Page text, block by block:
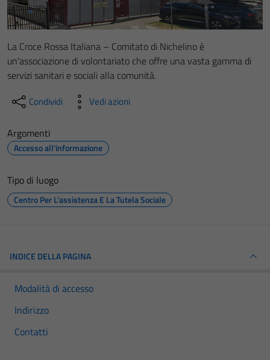
La Croce Rossa Italiana – Comitato di Nichelino è
un'associazione di volontariato che offre una vasta gamma di
servizi sanitari e sociali alla comunità.
Condividi Vedi azioni
Argomenti
Accesso all'informazione
Tipo di luogo
Centro Per L'assistenza E La Tutela Sociale
INDICE DELLA PAGINA
Modalità di accesso
Indirizzo
Contatti